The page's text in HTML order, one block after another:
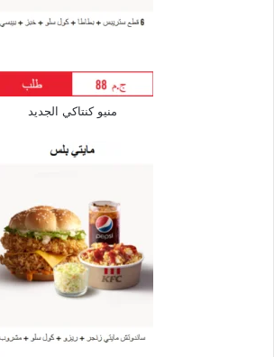
منيو كنتاكي الجديد